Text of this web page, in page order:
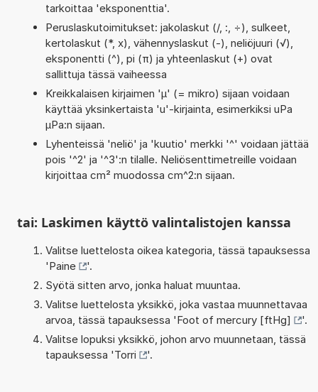
tarkoittaa 'eksponenttia'.
Peruslaskutoimitukset: jakolaskut (/, :, ÷), sulkeet,
kertolaskut (*, x), vähennyslaskut (-), neliöjuuri (√),
eksponentti (^), pi (π) ja yhteenlaskut (+) ovat
sallittuja tässä vaiheessa
Kreikkalaisen kirjaimen 'µ' (= mikro) sijaan voidaan
käyttää yksinkertaista 'u'-kirjainta, esimerkiksi uPa
µPa:n sijaan.
Lyhenteissä 'neliö' ja 'kuutio' merkki '^' voidaan jättää
pois '^2' ja '^3':n tilalle. Neliösenttimetreille voidaan
kirjoittaa cm² muodossa cm^2:n sijaan.
tai: Laskimen käyttö valintalistojen kanssa
Valitse luettelosta oikea kategoria, tässä tapauksessa
'Paine
'.
Syötä sitten arvo, jonka haluat muuntaa.
Valitse luettelosta yksikkö, joka vastaa muunnettavaa
arvoa, tässä tapauksessa 'Foot of mercury [ftHg]
'.
Valitse lopuksi yksikkö, johon arvo muunnetaan, tässä
tapauksessa 'Torri '.